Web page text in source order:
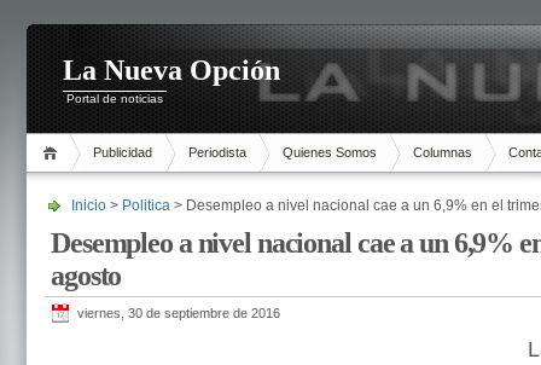
La Nueva Opción
Portal de noticias
Publicidad Periodista Quienes Somos Columnas
Inicio > Politica > Desempleo a nivel nacional cae a un 6,9% en el
Desempleo a nivel nacional cae a un 6,9%
agosto
viernes, 30 de septiembre de 2016